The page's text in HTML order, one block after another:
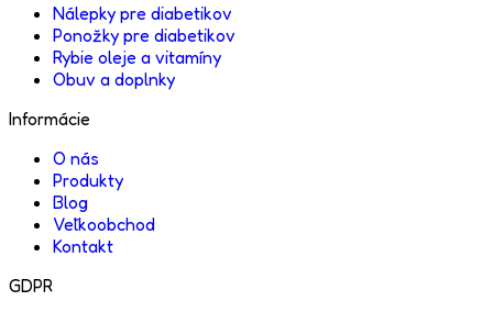
Nálepky pre diabetikov
Ponožky pre diabetikov
Rybie oleje a vitamíny
Obuv a doplnky
Informácie
O nás
Produkty
Blog
Veľkoobchod
Kontakt
GDPR